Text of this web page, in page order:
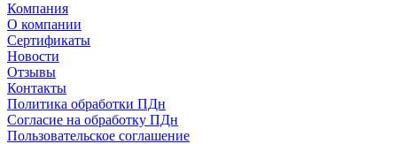
Компания
О компании
Сертификаты
Новости
Отзывы
Контакты
Политика обработки ПДн
Согласие на обработку ПДн
Пользовательское соглашение